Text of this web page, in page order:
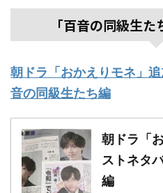
「百音の同級生
朝ドラ「おかえりモネ」
音の同級生たち編
朝ドラ「
ストネタ
編